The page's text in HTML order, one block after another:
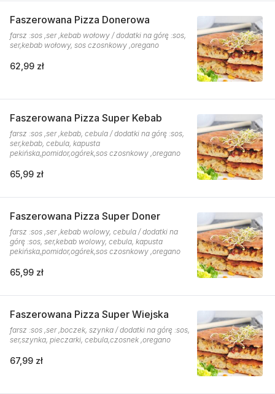
Faszerowana Pizza Donerowa
farsz :sos ,ser ,kebab wołowy / dodatki na górę :sos,
ser,kebab wołowy, sos czosnkowy ,oregano
62,99 zł
Faszerowana Pizza Super Kebab
farsz :sos ,ser ,kebab, cebula / dodatki na górę :sos,
ser,kebab, cebula, kapusta
pekińska,pomidor,ogórek,sos czosnkowy ,oregano
65,99 zł
Faszerowana Pizza Super Doner
farsz :sos ,ser ,kebab wolowy, cebula / dodatki na
górę :sos, ser,kebab wolowy, cebula, kapusta
pekińska,pomidor,ogórek,sos czosnkowy ,oregano
65,99 zł
Faszerowana Pizza Super Wiejska
farsz :sos ,ser ,boczek, szynka / dodatki na górę :sos,
ser,szynka, pieczarki, cebula,czosnek ,oregano
67,99 zł